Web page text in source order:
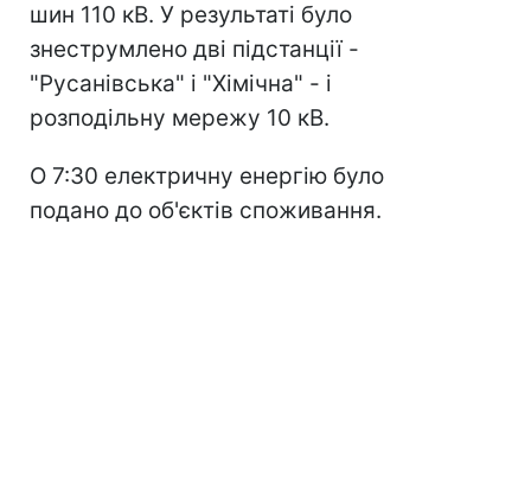
шин 110 кВ. У результаті було
знеструмлено дві підстанції -
"Русанівська" і "Хімічна" - і
розподільну мережу 10 кВ.
О 7:30 електричну енергію було
подано до об'єктів споживання.